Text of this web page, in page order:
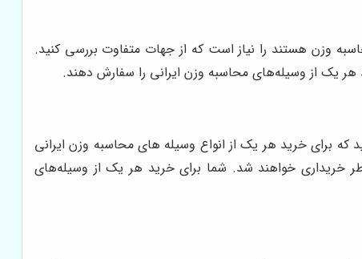
وزن هستند را نیاز است که از جهات متفاوت بررسی کنید.
یک از وسیله‌های محاسبه وزن ایرانی را سفارش دهند.
که برای خرید هر یک از انواع وسیله‌ های محاسبه وزن ایرانی
خریداری خواهند شد. شما برای خرید هر یک از وسیله‌های